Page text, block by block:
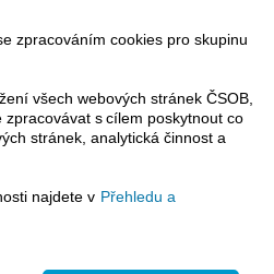
zpracováním cookies pro skupinu
všech webových stránek ČSOB,
s cílem poskytnout co
stránek, analytická činnost a
najdete v Přehledu a